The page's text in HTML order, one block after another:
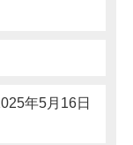
年5月16日